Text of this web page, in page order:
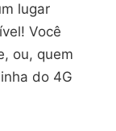
lugar
Você
ou, quem
do 4G